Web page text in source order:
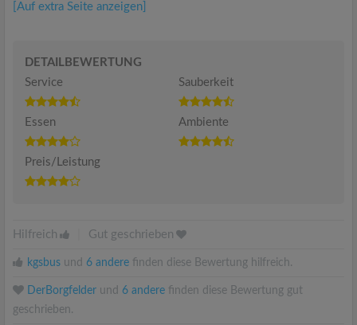
[Auf extra Seite anzeigen]
DETAILBEWERTUNG
Service
Sauberkeit
Essen Ambiente
Preis/Leistung
Hilfreich Gut geschrieben
kgsbus und 6 andere finden diese Bewertung hilfreich.
DerBorgfelder und 6 andere finden diese Bewertung gut
geschrieben.